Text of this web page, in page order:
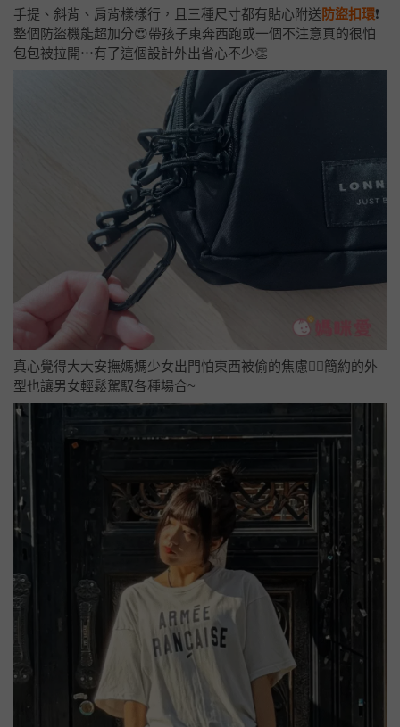
手提、斜背、肩背樣樣行，且三種尺寸都有貼心附送 防盜扣環❗
整個防盜機能超加分😍帶孩子東奔西跑或一個不注意真的很怕
包包被拉開⋯有了這個設計外出省心不少👏
真心覺得大大安撫媽媽少女出門怕東西被偷的焦慮😮‍💨簡約的外
型也讓男女輕鬆駕馭各種場合~